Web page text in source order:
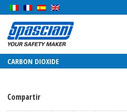
CARBON DIOXIDE
Compartir